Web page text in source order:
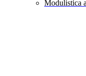
Modulistica